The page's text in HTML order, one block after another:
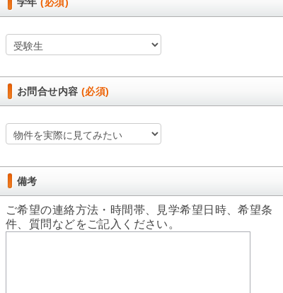
お問合せ内容 (必須)
備考
ご希望の連絡方法・時間帯、見学希望日時、希望条
件、質問などをご記入ください。